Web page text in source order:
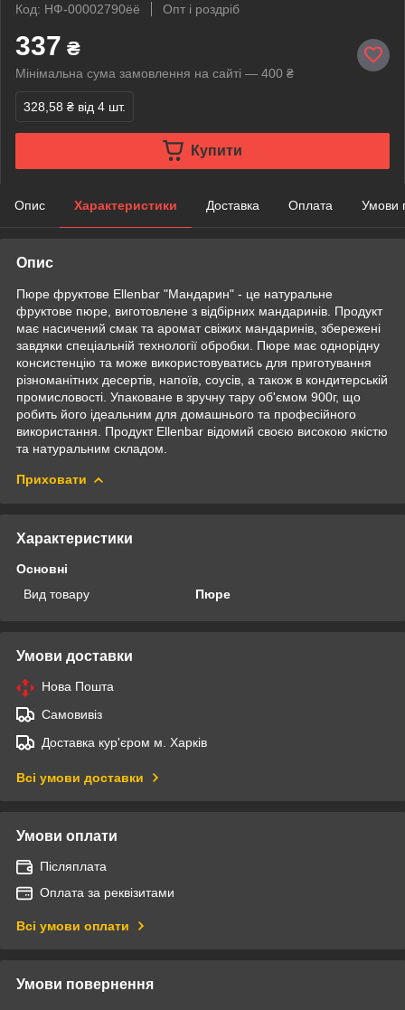
Код: НФ-00002790ёё
Опт і роздріб
337 ₴
Мінімальна сума замовлення на сайті — 400 ₴
328,58 ₴ від 4 шт.
Купити
Опис Характеристики Доставка Оплата Умови
Опис
Пюре фруктове Ellenbar "Мандарин" - це натуральне
фруктове пюре, виготовлене з відбірних мандаринів. Продукт
має насичений смак та аромат свіжих мандаринів, збережені
завдяки спеціальній технології обробки. Пюре має однорідну
консистенцію та може використовуватись для приготування
різноманітних десертів, напоїв, соусів, а також в кондитерській
промисловості. Упаковане в зручну тару об'ємом 900г, що
робить його ідеальним для домашнього та професійного
використання. Продукт Ellenbar відомий своєю високою якістю
та натуральним складом.
Приховати
Характеристики
Основні
Вид товару
Пюре
Умови доставки
Нова Пошта
Самовивіз
Доставка кур'єром м. Харків
Всі умови доставки
Умови оплати
Післяплата
Оплата за реквізитами
Всі умови оплати
Умови повернення